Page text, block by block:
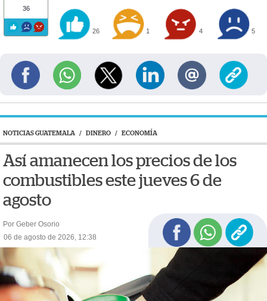
36
26 1 4 5
NOTICIAS GUATEMALA / DINERO / ECONOMÍA
Así amanecen los precios de los
combustibles este jueves 6 de
agosto
Por Geber Osorio
06 de agosto de 2026, 12:38